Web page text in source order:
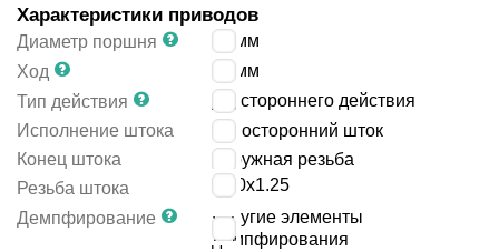
Характеристики приводов
Диаметр поршня
мм
Ход
мм
Тип действия
двустороннего действия
Исполнение штока
односторонний шток
Конец штока
наружная резьба
Резьба штока
M10x1.25
Демпфирование
упругие элементы
демпфирования